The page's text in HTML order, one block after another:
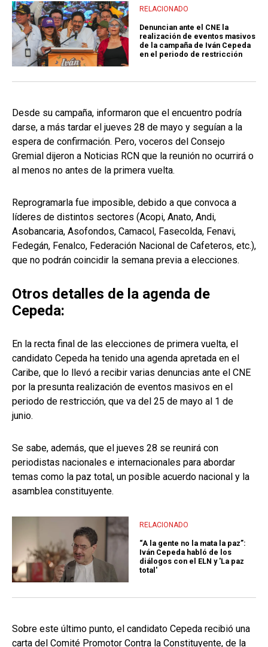
RELACIONADO
Denuncian ante el CNE la
realización de eventos masivos
de la campaña de Iván Cepeda
en el periodo de restricción
Desde su campaña, informaron que el encuentro podría
darse, a más tardar el jueves 28 de mayo y seguían a la
espera de confirmación. Pero, voceros del Consejo
Gremial dijeron a Noticias RCN que la reunión no ocurrirá o
al menos no antes de la primera vuelta.
Reprogramarla fue imposible, debido a que convoca a
líderes de distintos sectores (Acopi, Anato, Andi,
Asobancaria, Asofondos, Camacol, Fasecolda, Fenavi,
Fedegán, Fenalco, Federación Nacional de Cafeteros, etc.),
que no podrán coincidir la semana previa a elecciones.
Otros detalles de la agenda de
Cepeda:
En la recta final de las elecciones de primera vuelta, el
candidato Cepeda ha tenido una agenda apretada en el
Caribe, que lo llevó a recibir varias denuncias ante el CNE
por la presunta realización de eventos masivos en el
periodo de restricción, que va del 25 de mayo al 1 de
junio.
Se sabe, además, que el jueves 28 se reunirá con
periodistas nacionales e internacionales para abordar
temas como la paz total, un posible acuerdo nacional y la
asamblea constituyente.
RELACIONADO
“A la gente no la mata la paz”:
Iván Cepeda habló de los
diálogos con el ELN y 'La paz
total'
Sobre este último punto, el candidato Cepeda recibió una
carta del Comité Promotor Contra la Constituyente, de la